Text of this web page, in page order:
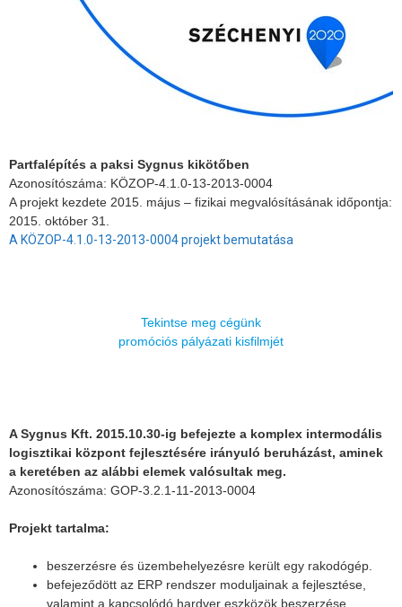
Partfalépítés a paksi Sygnus kikötőben
Azonosítószáma: KÖZOP-4.1.0-13-2013-0004
A projekt kezdete 2015. május – fizikai megvalósításának időpontja:
2015. október 31.
A KÖZOP-4.1.0-13-2013-0004 projekt bemutatása
Tekintse meg cégünk
promóciós pályázati kisfilmjét
A Sygnus Kft. 2015.10.30-ig befejezte a komplex intermodális
logisztikai központ fejlesztésére irányuló beruházást, aminek
a keretében az alábbi elemek valósultak meg.
Azonosítószáma: GOP-3.2.1-11-2013-0004
Projekt tartalma:
beszerzésre és üzembehelyezésre került egy rakodógép.
befejeződött az ERP rendszer moduljainak a fejlesztése,
valamint a kapcsolódó hardver eszközök beszerzése.